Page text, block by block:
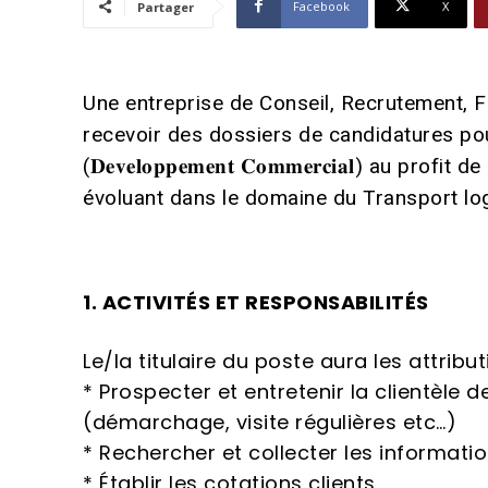
Partager Facebook X
Une entreprise de Conseil, Recrutement,
recevoir des dossiers de candidatures
(𝐃𝐞‌𝐯𝐞𝐥𝐨𝐩𝐩𝐞𝐦𝐞𝐧𝐭 𝐂𝐨𝐦𝐦𝐞𝐫𝐜𝐢𝐚𝐥) au profit
évoluant dans le domaine du Transport
1. ACTIVITÉS ET RESPONSABILITÉS
Le/la titulaire du poste aura les
* Prospecter et entretenir la clientèle
(démarchage, visite régulières etc…)
* Rechercher et collecter les